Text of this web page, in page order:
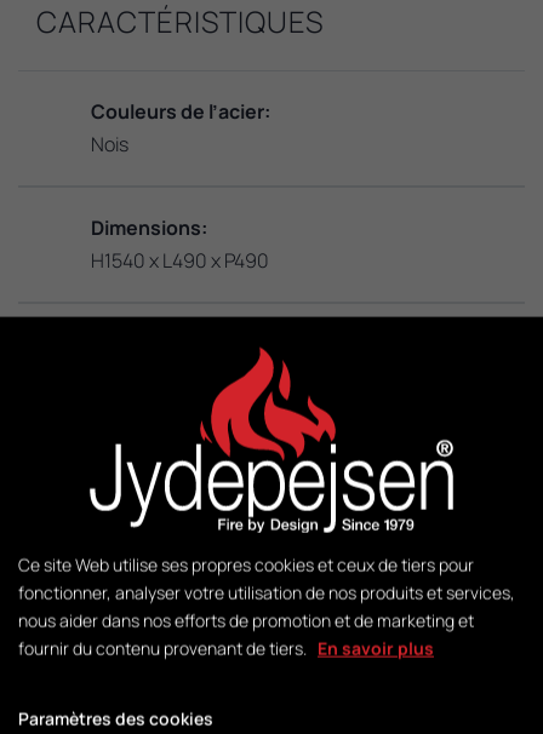
CARACTÉRISTIQUES
Couleurs de l’acier:
Nois
Dimensions:
H1540 x L490 x P490
50 - 140
Poids:
155 kg
DuplicAir®
Ce site Web utilise ses propres cookies et ceux de tiers pour
fonctionner, analyser votre utilisation de nos produits et services,
nous aider dans nos efforts de promotion et de marketing et
fournir du contenu provenant de tiers. En savoir plus
Paramètres des cookies